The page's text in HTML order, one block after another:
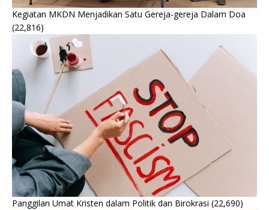
Kegiatan MKDN Menjadikan Satu Gereja-gereja Dalam Doa
(22,816)
Panggilan Umat Kristen dalam Politik dan Birokrasi (22,690)